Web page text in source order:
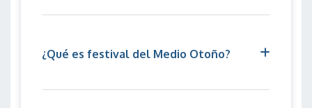
¿Qué es festival del Medio Otoño?